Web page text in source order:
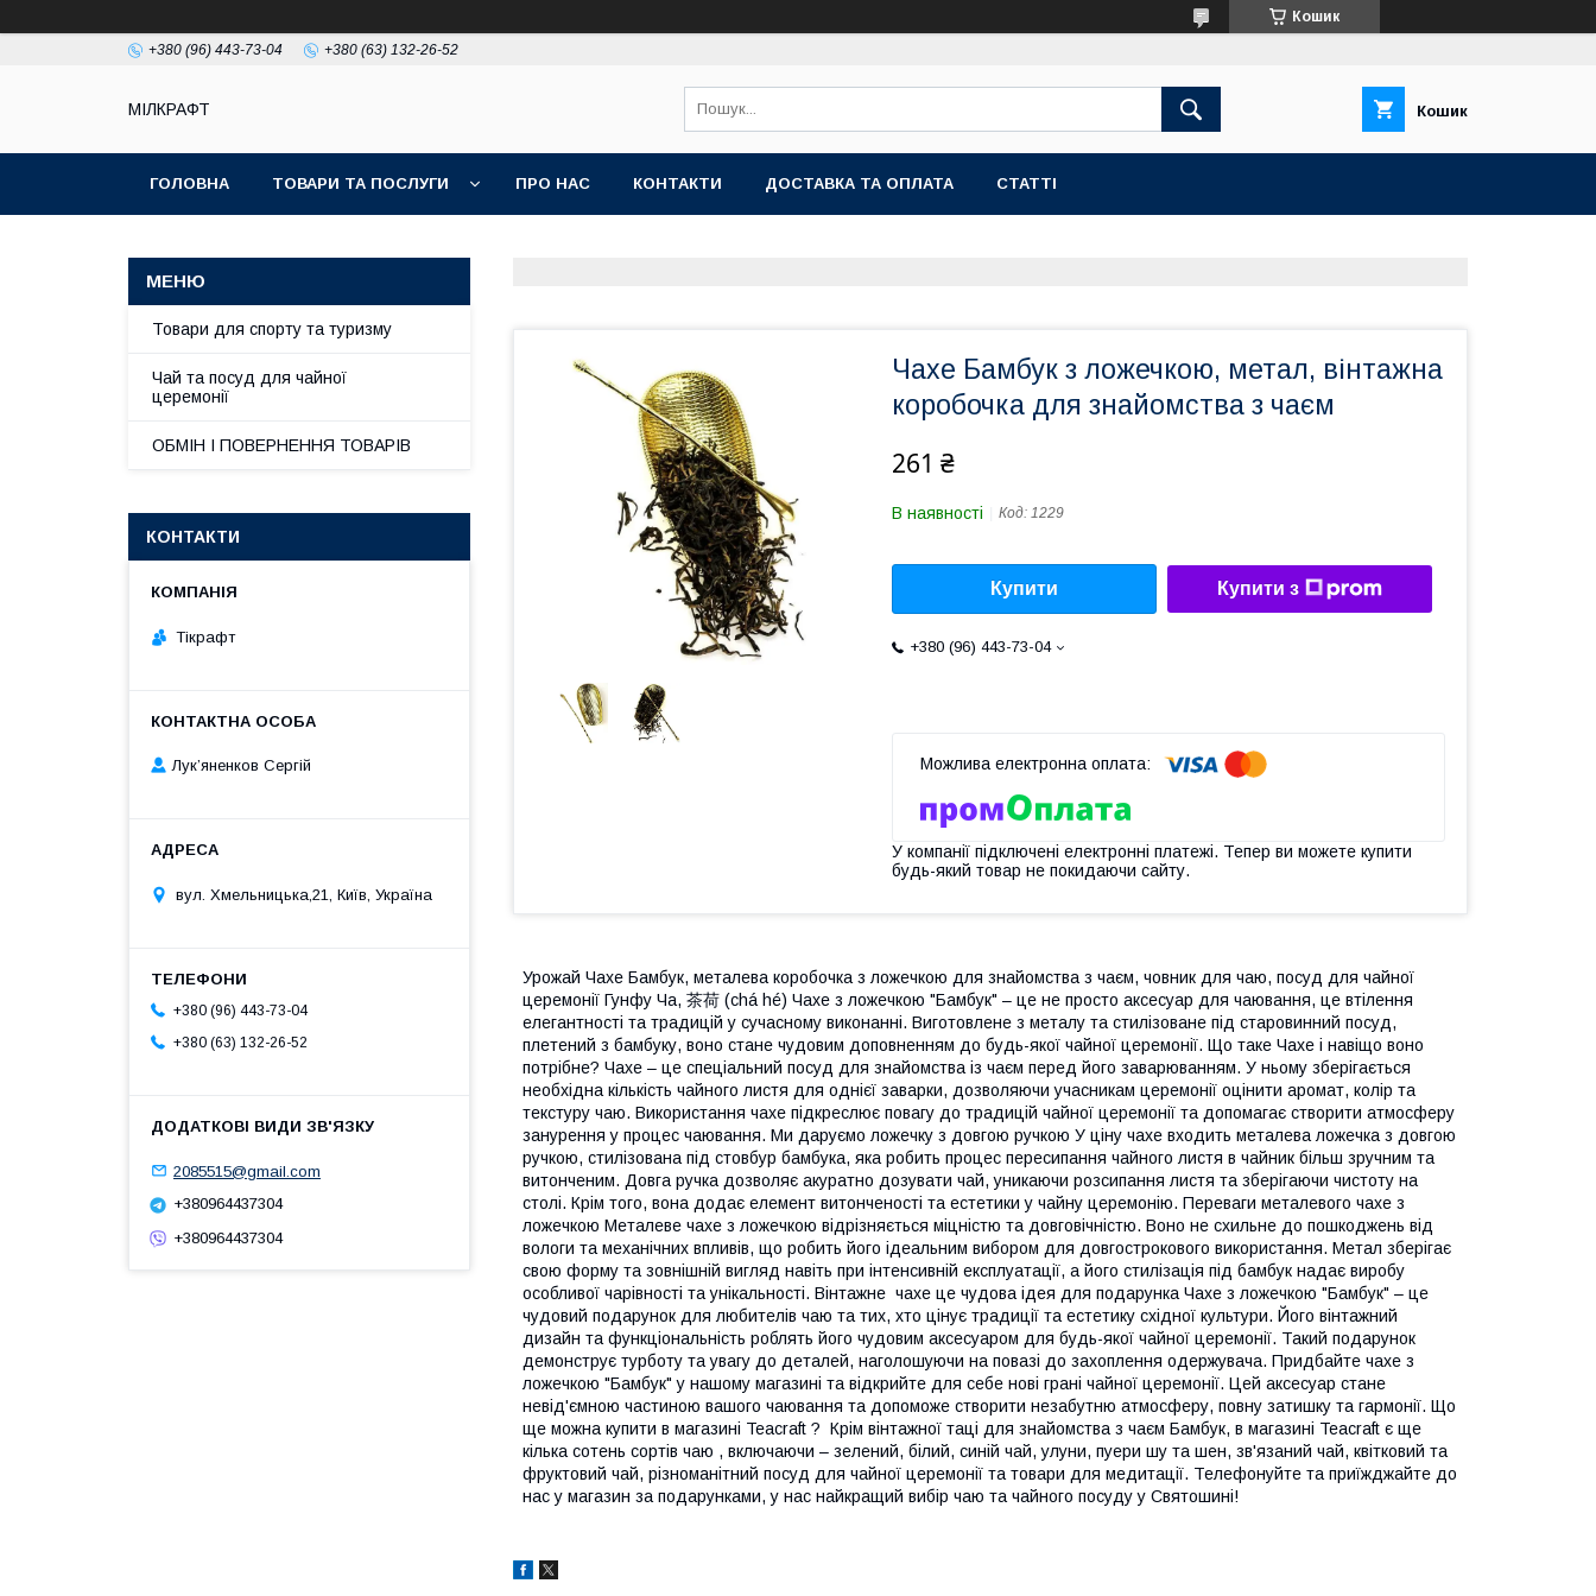
Кошик
+380 (96) 443-73-04 +380 (63) 132-26-52
МІЛКРАФТ Кошик
ГОЛОВНА ТОВАРИ ТА ПОСЛУГИ ПРО НАС КОНТАКТИ ДОСТАВКА ТА ОПЛАТА СТАТТІ
Чахе Бамбук з ложечкою, метал, вінтажна
коробочка для знайомства з чаєм
261 ₴
В наявності Код: 1229
Купити Купити з
+380 (96) 443-73-04
У компанії підключені електронні платежі. Тепер ви можете купити
будь-який товар не покидаючи сайту.
Урожай Чахе Бамбук, металева коробочка з ложечкою для знайомства з чаєм, човник для чаю, посуд для чайної
церемонії Гунфу Ча, 茶荷 (chá hé) Чахе з ложечкою "Бамбук" – це не просто аксесуар для чаювання, це втілення
елегантності та традицій у сучасному виконанні. Виготовлене з металу та стилізоване під старовинний посуд,
плетений з бамбуку, воно стане чудовим доповненням до будь-якої чайної церемонії. Що таке Чахе і навіщо воно
потрібне? Чахе – це спеціальний посуд для знайомства із чаєм перед його заварюванням. У ньому зберігається
необхідна кількість чайного листя для однієї заварки, дозволяючи учасникам церемонії оцінити аромат, колір та
текстуру чаю. Використання чахе підкреслює повагу до традицій чайної церемонії та допомагає створити атмосферу
занурення у процес чаювання. Ми даруємо ложечку з довгою ручкою У ціну чахе входить металева ложечка з довгою
ручкою, стилізована під стовбур бамбука, яка робить процес пересипання чайного листя в чайник більш зручним та
витонченим. Довга ручка дозволяє акуратно дозувати чай, уникаючи розсипання листя та зберігаючи чистоту на
столі. Крім того, вона додає елемент витонченості та естетики у чайну церемонію. Переваги металевого чахе з
ложечкою Металеве чахе з ложечкою відрізняється міцністю та довговічністю. Воно не схильне до пошкоджень від
вологи та механічних впливів, що робить його ідеальним вибором для довгострокового використання. Метал зберігає
свою форму та зовнішній вигляд навіть при інтенсивній експлуатації, а його стилізація під бамбук надає виробу
особливої ​​чарівності та унікальності. Вінтажне чахе це чудова ідея для подарунка Чахе з ложечкою "Бамбук" – це
чудовий подарунок для любителів чаю та тих, хто цінує традиції та естетику східної культури. Його вінтажний
дизайн та функціональність роблять його чудовим аксесуаром для будь-якої чайної церемонії. Такий подарунок
демонструє турботу та увагу до деталей, наголошуючи на повазі до захоплення одержувача. Придбайте чахе з
ложечкою "Бамбук" у нашому магазині та відкрийте для себе нові грані чайної церемонії. Цей аксесуар стане
невід'ємною частиною вашого чаювання та допоможе створити незабутню атмосферу, повну затишку та гармонії. Що
ще можна купити в магазині Teacraft ? Крім вінтажної таці для знайомства з чаєм Бамбук, в магазині Teacraft є ще
кілька сотень сортів чаю , включаючи – зелений, білий, синій чай, улуни, пуери шу та шен, зв'язаний чай, квітковий та
фруктовий чай, різноманітний посуд для чайної церемонії та товари для медитації. Телефонуйте та приїжджайте до
нас у магазин за подарунками, у нас найкращий вибір чаю та чайного посуду у Святошині!
Товари для спорту та туризму
Чай та посуд для чайної
церемонії
ОБМІН І ПОВЕРНЕННЯ ТОВАРІВ
КОНТАКТИ
Тікрафт
Лук’яненков Сергій
вул. Хмельницька,21, Київ, Україна
+380 (96) 443-73-04
+380 (63) 132-26-52
2085515@gmail.com
+380964437304
+380964437304